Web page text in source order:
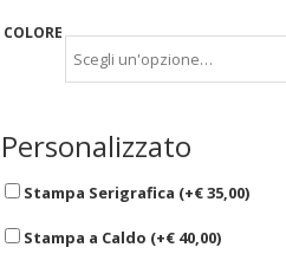
COLORE
Personalizzato
Stampa Serigrafica (+€35,00)
Stampa a Caldo (+€ 40,00)